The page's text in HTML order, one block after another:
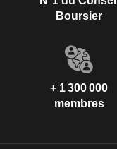
Boursier
+ 1 300 000
membres